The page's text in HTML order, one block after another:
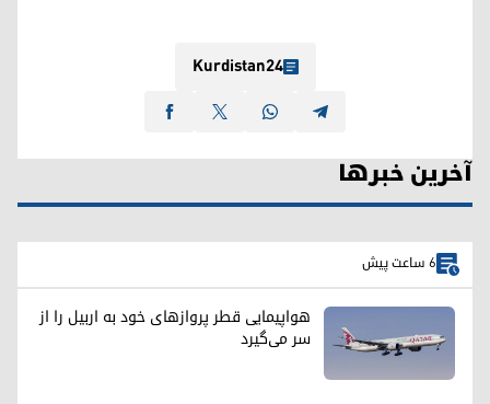
Kurdistan24
آخرین خبرها
6 ساعت پیش
هواپیمایی قطر پروازهای خود به اربیل را از
سر می‌گیرد